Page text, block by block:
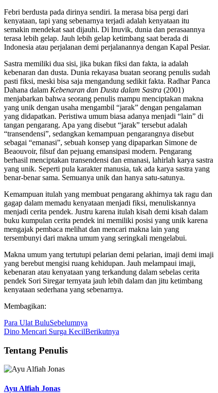
Febri berdusta pada dirinya sendiri. Ia merasa bisa pergi dari
kenyataan, tapi yang sebenarnya terjadi adalah kenyataan itu
semakin mendekat saat dijauhi. Di Inuvik, dunia dan perasaannya
terasa lebih gelap. Jauh lebih gelap ketimbang saat berada di
Indonesia atau perjalanan demi perjalanannya dengan Kapal Pesiar.
Sastra memiliki dua sisi, jika bukan fiksi dan fakta, ia adalah
kebenaran dan dusta. Dunia rekayasa buatan seorang penulis sudah
pasti fiksi, meski bisa saja mengandung sedikit fakta. Radhar Panca
Dahana dalam Kebenaran dan Dusta dalam Sastra (2001)
menjabarkan bahwa seorang penulis mampu menciptakan makna
yang unik dengan usaha mengambil “jarak” dengan pengalaman
yang didapatkan. Peristiwa umum biasa adanya menjadi “lain” di
tangan pengarang. Apa yang disebut “jarak” tersebut adalah
“transendensi”, sedangkan kemampuan pengarangnya disebut
sebagai “emanasi”, sebuah konsep yang dipaparkan Simone de
Beaouvoir, filsuf dan pejuang emansipasi modern. Pengarang
berhasil menciptakan transendensi dan emanasi, lahirlah karya sastra
yang unik. Seperti pula karakter manusia, tak ada karya sastra yang
benar-benar sama. Semuanya unik dan hanya satu-satunya.
Kemampuan itulah yang membuat pengarang akhirnya tak ragu dan
gagap dalam memadu kenyataan menjadi fiksi, menuliskannya
menjadi cerita pendek. Justru karena itulah kisah demi kisah dalam
buku kumpulan cerita pendek ini memiliki posisi yang unik karena
mengajak pembaca melihat dan mencari makna lain yang
tersembunyi dari makna umum yang seringkali mengelabui.
Makna umum yang tertutupi pelarian demi pelarian, imaji demi imaji
yang berebut mengisi ruang kehidupan. Jauh melampaui imaji,
kebenaran atau kenyataan yang terkandung dalam sebelas cerita
pendek Sori Siregar ternyata jauh lebih dalam dan jitu ketimbang
kenyataan sederhana yang sebenarnya.
Membagikan:
Para Ulat BuluSebelumnya
Dino Mencari Surga KecilBerikutnya
Tentang Penulis
Ayu Alfiah Jonas